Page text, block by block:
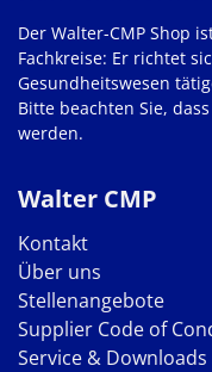
Walter CMP
Kontakt
Über uns
Stellenangebote
Supplier Code of
Service & Downloads
Der Walter-CMP Shop
Fachkreise: Er richtet
Gesundheitswesen
Bitte beachten Sie,
werden.